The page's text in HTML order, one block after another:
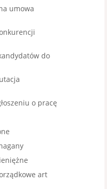
umowa
do
o pracę
art